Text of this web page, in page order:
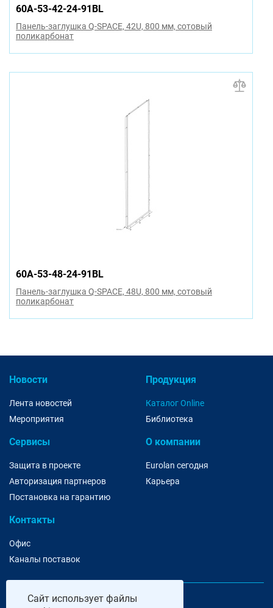
60A-53-42-24-91BL
Панель-заглушка Q-SPACE, 42U, 800 мм, сотовый
поликарбонат
60A-53-48-24-91BL
Панель-заглушка Q-SPACE, 48U, 800 мм, сотовый
поликарбонат
Новости
Лента новостей
Мероприятия
Продукция
Каталог Online
Библиотека
Сервисы
Защита в проекте
Авторизация партнеров
Постановка на гарантию
О компании
Eurolan сегодня
Карьера
Контакты
Офис
Каналы поставок
Сайт использует файлы